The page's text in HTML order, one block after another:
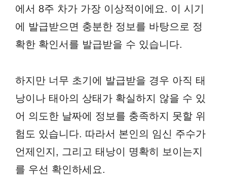
에서 8주 차가 가장 이상적이에요. 이 시기
에 발급받으면 충분한 정보를 바탕으로 정
확한 확인서를 발급받을 수 있습니다.
하지만 너무 초기에 발급받을 경우 아직 태
낭이나 태아의 상태가 확실하지 않을 수 있
어 의도한 날짜에 정보를 충족하지 못할 위
험도 있습니다. 따라서 본인의 임신 주수가
언제인지, 그리고 태낭이 명확히 보이는지
를 우선 확인하세요.